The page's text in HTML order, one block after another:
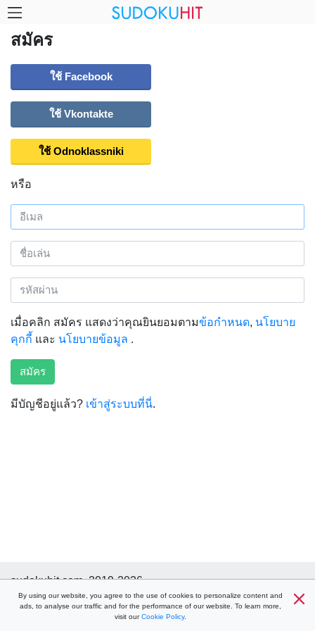
สมัคร
ใช้ Facebook
ใช้ Vkontakte
ใช้ Odnoklassniki
หรือ
เมื่อคลิก สมัคร แสดงว่าคุณยินยอมตามข้อกำหนด, นโยบาย
คุกกี้ และ นโยบายข้อมูล .
สมัคร
มีบัญชีอยู่แล้ว? เข้าสู่ระบบที่นี่.
sudokuhit.com, 2019-2026
ช่วยด้วย
ข้อกำหนด นโยบายคุกกี้
นโยบายข้อมูล
By using our website, you agree to the use of cookies to personalize content and
ads, to analyse our traffic and for the performance of our website. To learn more,
visit ourCookie Policy.